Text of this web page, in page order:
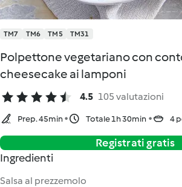
TM7 TM6 TM5 TM31
Polpettone vegetariano con
cheesecake ai lamponi
4.5 105 valutazioni
Prep. 45min Totale 1h 30min 4
Registrati gratis
Ingredienti
Salsa al prezzemolo